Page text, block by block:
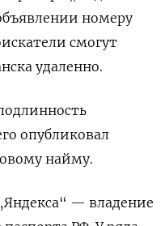
номеру
смогут
удаленно.
опубликовал
найму.
— владение